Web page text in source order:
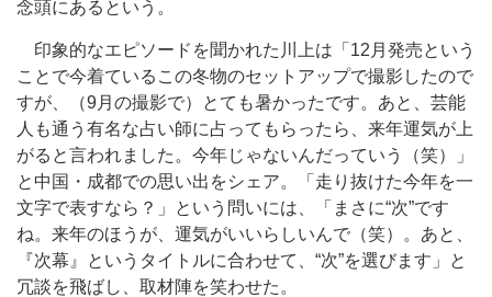
念頭にあるという。
印象的なエピソードを聞かれた川上は「12月発売という
ことで今着ているこの冬物のセットアップで撮影したので
すが、（9月の撮影で）とても暑かったです。あと、芸能
人も通う有名な占い師に占ってもらったら、来年運気が上
がると言われました。今年じゃないんだっていう（笑）」
と中国・成都での思い出をシェア。「走り抜けた今年を一
文字で表すなら？」という問いには、「まさに“次”です
ね。来年のほうが、運気がいいらしいんで（笑）。あと、
『次幕』というタイトルに合わせて、“次”を選びます」と
冗談を飛ばし、取材陣を笑わせた。